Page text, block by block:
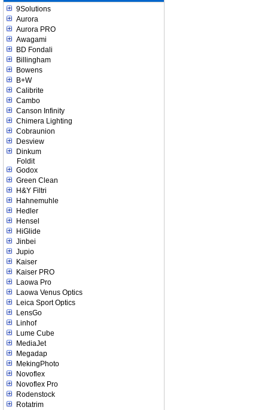
9Solutions
Aurora
Aurora PRO
Awagami
BD Fondali
Billingham
Bowens
B+W
Calibrite
Cambo
Canson Infinity
Chimera Lighting
Cobraunion
Desview
Dinkum
Foldit
Godox
Green Clean
H&Y Filtri
Hahnemuhle
Hedler
Hensel
HiGlide
Jinbei
Jupio
Kaiser
Kaiser PRO
Laowa Pro
Laowa Venus Optics
Leica Sport Optics
LensGo
Linhof
Lume Cube
MediaJet
Megadap
MekingPhoto
Novoflex
Novoflex Pro
Rodenstock
Rotatrim